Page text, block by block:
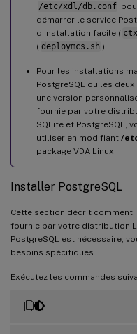
/etc/xdl/db.conf
démarrer le service
d’installation facile (
( deploymcs.sh ).
Pour les installations
PostgreSQL ou les
une version
fournie par votre
SQLite et PostgreSQL,
utiliser en modifiant /
package VDA Linux.
Installer PostgreSQL
Cette section décrit comment
fournie par votre distribution
PostgreSQL est nécessaire,
besoins spécifiques.
Exécutez les commandes